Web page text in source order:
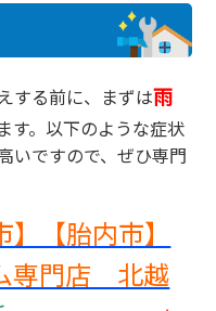
する前に、まずは雨
す。以下のような症状
いですので、ぜひ専門
【胎内市】
専門店 北越